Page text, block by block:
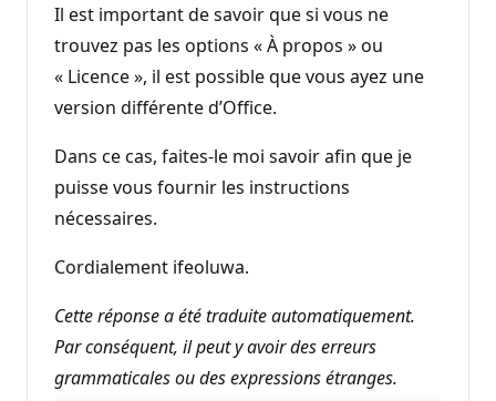
Il est important de savoir que si vous ne
trouvez pas les options « À propos » ou
« Licence », il est possible que vous ayez une
version différente d’Office.
Dans ce cas, faites-le moi savoir afin que je
puisse vous fournir les instructions
nécessaires.
Cordialement ifeoluwa.
Cette réponse a été traduite automatiquement.
Par conséquent, il peut y avoir des erreurs
grammaticales ou des expressions étranges.